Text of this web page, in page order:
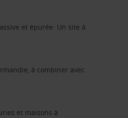
et épurée. Un site à
à combiner avec
et maisons à